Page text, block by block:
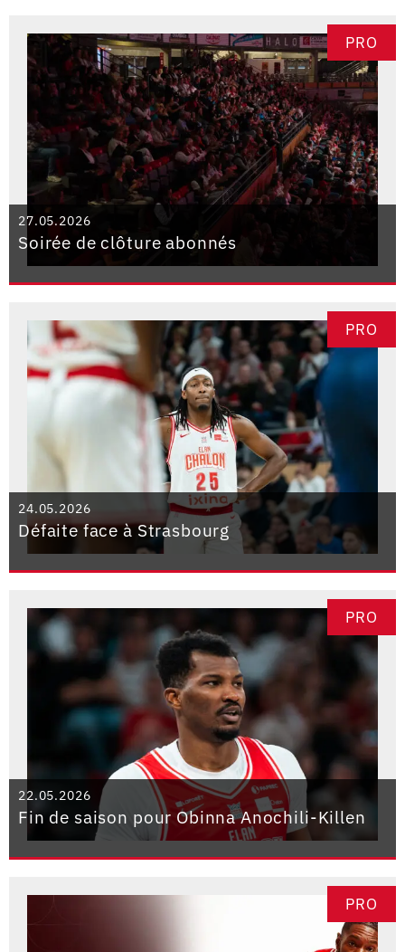
PRO
27.05.2026
Soirée de clôture abonnés
PRO
24.05.2026
Défaite face à Strasbourg
PRO
22.05.2026
Fin de saison pour Obinna Anochili-Killen
PRO